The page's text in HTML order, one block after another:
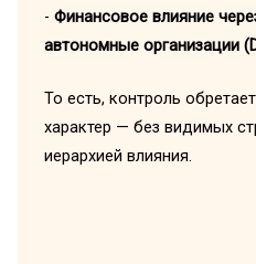
- Финансовое влияние
автономные организации
То есть, контроль
характер — без видимых
иерархией влияния.